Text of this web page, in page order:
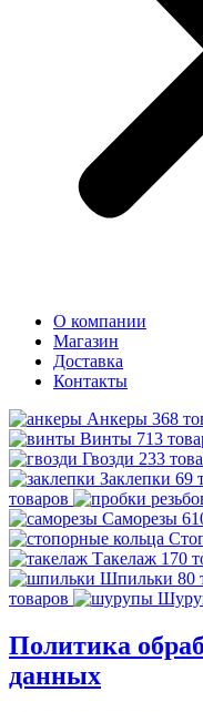
О компании
Магазин
Доставка
Контакты
Анкеры 368
Винты 713
Гвозди 233
Заклепки 69
товаров
Саморезы
Такелаж 170
Шпильки 80
товаров
Политика
данных